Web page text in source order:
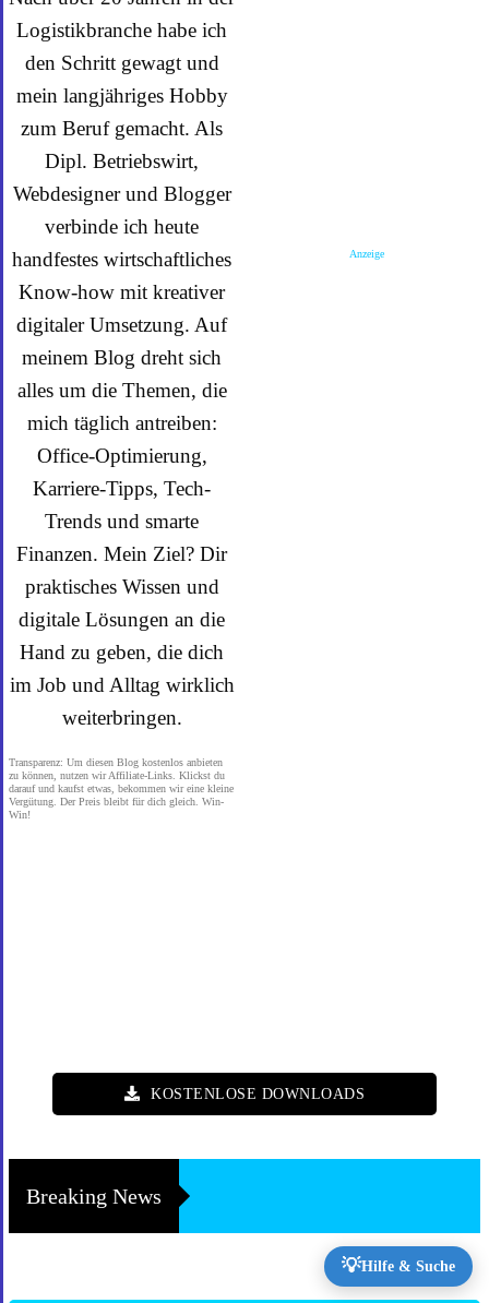
Logistikbranche habe ich
den Schritt gewagt und
mein langjähriges Hobby
zum Beruf gemacht. Als
Dipl. Betriebswirt,
Webdesigner und Blogger
verbinde ich heute
handfestes wirtschaftliches
Know-how mit kreativer
digitaler Umsetzung. Auf
meinem Blog dreht sich
alles um die Themen, die
mich täglich antreiben:
Office-Optimierung,
Karriere-Tipps, Tech-
Trends und smarte
Finanzen. Mein Ziel? Dir
praktisches Wissen und
digitale Lösungen an die
Hand zu geben, die dich
im Job und Alltag wirklich
weiterbringen.
Transparenz: Um diesen Blog kostenlos anbieten
zu können, nutzen wir Affiliate-Links. Klickst du
darauf und kaufst etwas, bekommen wir eine kleine
Vergütung. Der Preis bleibt für dich gleich. Win-
Win!
Anzeige
KOSTENLOSE DOWNLOADS
Breaking News
💡Hilfe & Suche